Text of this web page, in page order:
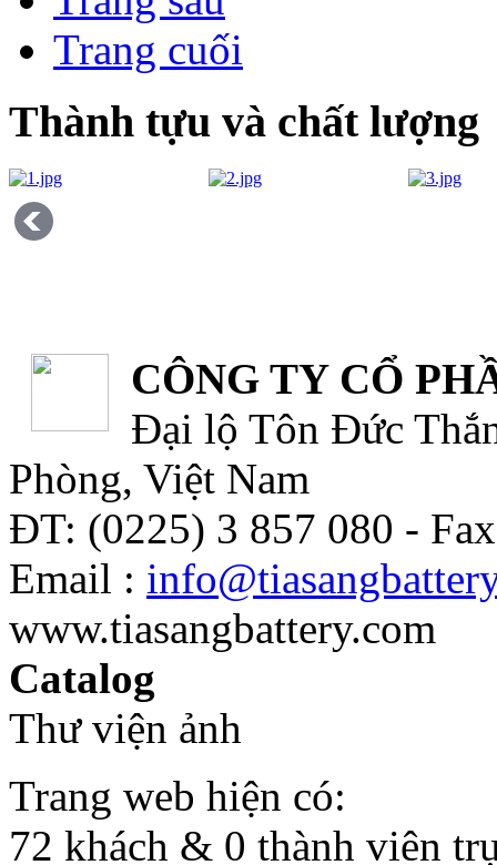
Trang cuối
Thành tựu và chất lượng
CÔNG TY CỔ
Đại lộ Tôn Đức
Phòng, Việt Nam
ĐT: (0225) 3 857 080 -
Email :
www.tiasangbattery.com
Catalog
Thư viện ảnh
Trang web hiện có:
72 khách & 0 thành viên